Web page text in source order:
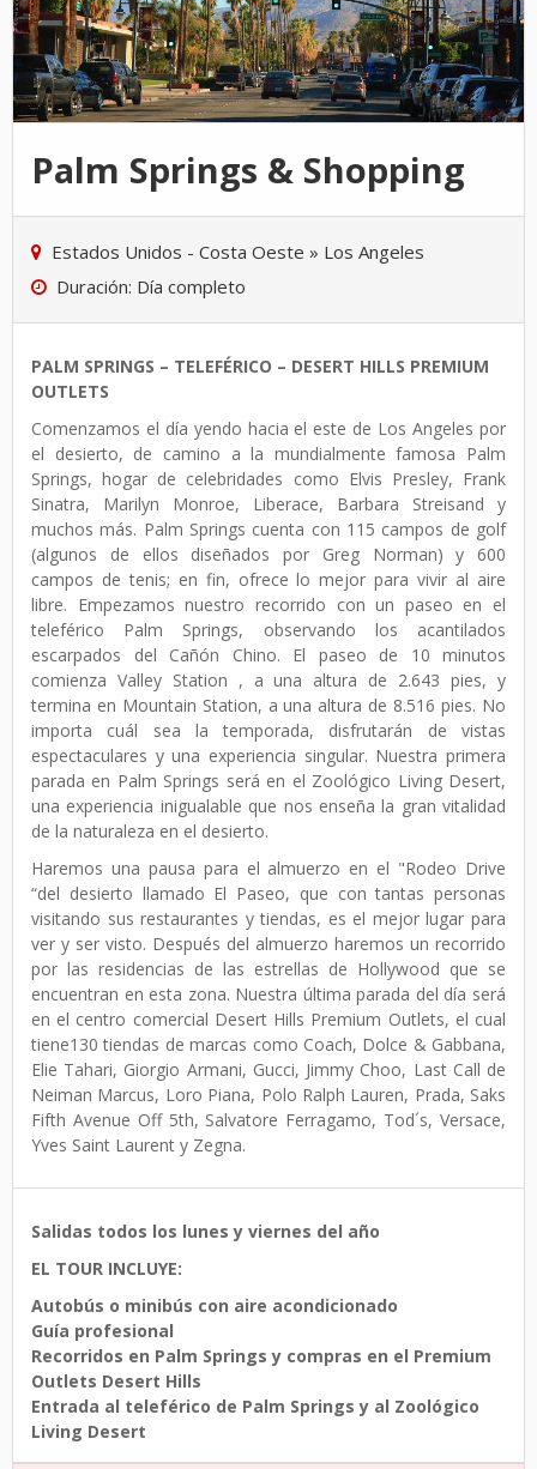
Palm Springs & Shopping
Estados Unidos - Costa Oeste » Los Angeles
Duración: Día completo
PALM SPRINGS – TELEFÉRICO – DESERT HILLS PREMIUM
OUTLETS
Comenzamos el día yendo hacia el este de Los Angeles por
el desierto, de camino a la mundialmente famosa Palm
Springs, hogar de celebridades como Elvis Presley, Frank
Sinatra, Marilyn Monroe, Liberace, Barbara Streisand y
muchos más. Palm Springs cuenta con 115 campos de golf
(algunos de ellos diseñados por Greg Norman) y 600
campos de tenis; en fin, ofrece lo mejor para vivir al aire
libre. Empezamos nuestro recorrido con un paseo en el
teleférico Palm Springs, observando los acantilados
escarpados del Cañón Chino. El paseo de 10 minutos
comienza Valley Station , a una altura de 2.643 pies, y
termina en Mountain Station, a una altura de 8.516 pies. No
importa cuál sea la temporada, disfrutarán de vistas
espectaculares y una experiencia singular. Nuestra primera
parada en Palm Springs será en el Zoológico Living Desert,
una experiencia inigualable que nos enseña la gran vitalidad
de la naturaleza en el desierto.
Haremos una pausa para el almuerzo en el "Rodeo Drive
“del desierto llamado El Paseo, que con tantas personas
visitando sus restaurantes y tiendas, es el mejor lugar para
ver y ser visto. Después del almuerzo haremos un recorrido
por las residencias de las estrellas de Hollywood que se
encuentran en esta zona. Nuestra última parada del día será
en el centro comercial Desert Hills Premium Outlets, el cual
tiene130 tiendas de marcas como Coach, Dolce & Gabbana,
Elie Tahari, Giorgio Armani, Gucci, Jimmy Choo, Last Call de
Neiman Marcus, Loro Piana, Polo Ralph Lauren, Prada, Saks
Fifth Avenue Off 5th, Salvatore Ferragamo, Tod´s, Versace,
Yves Saint Laurent y Zegna.
Salidas todos los lunes y viernes del año
EL TOUR INCLUYE:
Autobús o minibús con aire acondicionado
Guía profesional
Recorridos en Palm Springs y compras en el Premium
Outlets Desert Hills
Entrada al teleférico de Palm Springs y al Zoológico
Living Desert